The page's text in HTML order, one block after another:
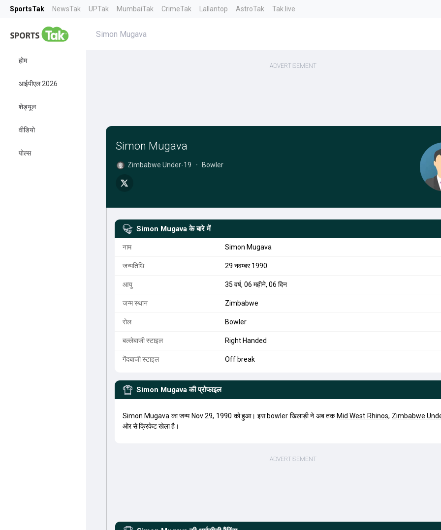
SportsTak NewsTak UPTak MumbaiTak CrimeTak Lallantop AstroTak Tak.live
होम
आईपीएल 2026
शेड्यूल
वीडियो
पोल्स
Simon Mugava
Simon Mugava
Zimbabwe Under-19 • Bowler
Simon Mugava के बारे में
नाम Simon Mugava
जन्मतिथि 29 नवम्बर 1990
आयु 35 वर्ष, 06 महीने, 06 दिन
जन्म स्थान Zimbabwe
रोल Bowler
बल्लेबाजी स्टाइल Right Handed
गेंदबाजी स्टाइल Off break
Simon Mugava की प्रोफाइल
Simon Mugava का जन्म Nov 29, 1990 को हुआ। इस bowler खिलाड़ी ने अब तक Mid West Rhinos, Zimbabwe
ओर से क्रिकेट खेला है।